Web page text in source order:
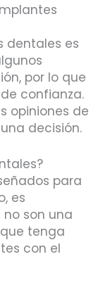
dentales es
por lo que
confianza.
opiniones de
decisión.
para
es
son una
tenga
con el